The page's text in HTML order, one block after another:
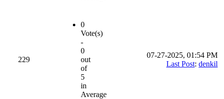
229
0
Vote(s)
-
0
out
of
5
in
Average
07-27-2025, 01:54 PM
Last Post: denkil